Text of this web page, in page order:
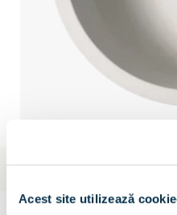
Acest site utilizează
Livrare gratuita
Chiuveta Granit Alazia -